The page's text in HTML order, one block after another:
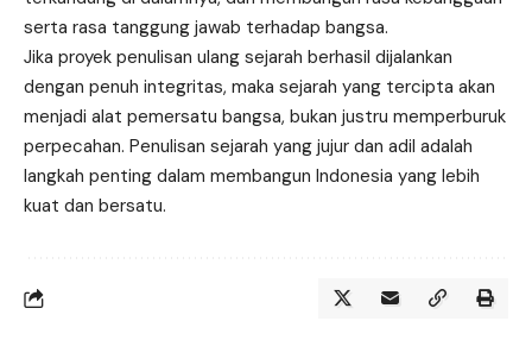
serta rasa tanggung jawab terhadap bangsa.
Jika proyek penulisan ulang sejarah berhasil dijalankan
dengan penuh integritas, maka sejarah yang tercipta akan
menjadi alat pemersatu bangsa, bukan justru memperburuk
perpecahan. Penulisan sejarah yang jujur dan adil adalah
langkah penting dalam membangun Indonesia yang lebih
kuat dan bersatu.